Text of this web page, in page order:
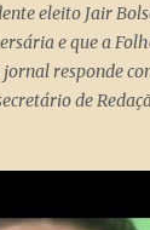
eleito Jair
e que a
jornal responde
de
bem.